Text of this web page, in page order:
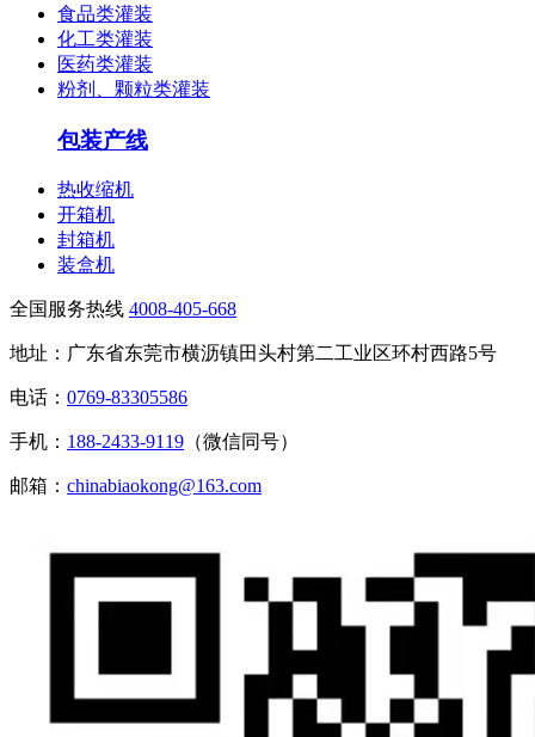
食品类灌装
化工类灌装
医药类灌装
粉剂、颗粒类灌装
包装产线
热收缩机
开箱机
封箱机
装盒机
全国服务热线 4008-405-668
地址：广东省东莞市横沥镇田头村第二工业区环村西路5号
电话： 0769-83305586
手机： 188-2433-9119 （微信同号）
邮箱： chinabiaokong@163.com